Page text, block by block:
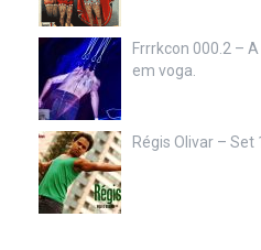
Frrrkcon 000.2 –
em voga.
Régis Olivar – Set 1